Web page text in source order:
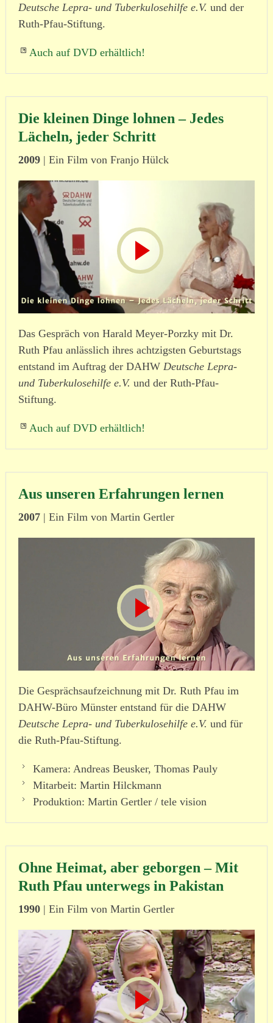
Deutsche Lepra- und Tuber­ku­lo­se­hilfe e.V. und der
Ruth-Pfau-Stiftung.
Auch auf DVD erhältlich!
Die kleinen Dinge lohnen – Jedes
Lächeln, jeder Schritt
2009| Ein Film von Franjo Hülck
Das Gespräch von Harald Meyer-Porzky mit Dr.
Ruth Pfau anlässlich ihres acht­zigsten Geburtstags
entstand im Auftrag der DAHW Deutsche Lepra-
und Tuber­ku­lo­se­hilfe e.V. und der Ruth-Pfau-
Stiftung.
Auch auf DVD erhältlich!
Aus unseren Erfahrungen lernen
2007| Ein Film von Martin Gertler
Die Gesprächsaufzeichnung mit Dr. Ruth Pfau im
DAHW-Büro Münster entstand für die DAHW
Deutsche Lepra- und Tuber­ku­lo­se­hilfe e.V. und für
die Ruth-Pfau-Stiftung.
Kamera: Andreas Beusker, Thomas Pauly
Mitarbeit: Martin Hilckmann
Produktion: Martin Gertler / tele vision
Ohne Heimat, aber geborgen – Mit
Ruth Pfau unterwegs in Pakistan
1990| Ein Film von Martin Gertler